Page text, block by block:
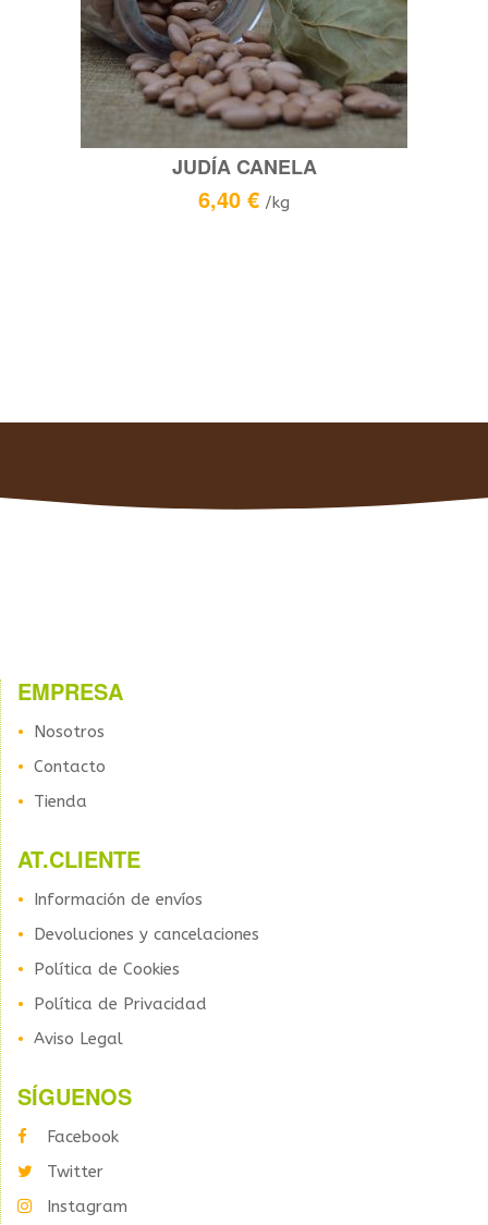
JUDÍA CANELA
6,40 € /kg
EMPRESA
Nosotros
Contacto
Tienda
AT.CLIENTE
Información de envíos
Devoluciones y cancelaciones
Política de Cookies
Política de Privacidad
Aviso Legal
SÍGUENOS
Facebook
Twitter
Instagram